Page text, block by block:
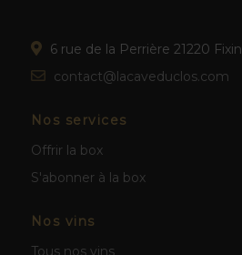
6 rue de la Perrière 21220 Fixin
contact@lacaveduclos.com
Nos services
Offrir la box
S'abonner à la box
Nos vins
Tous nos vins